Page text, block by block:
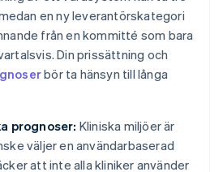
en ny leverantörskategori
från en kommitté som bara
Din prissättning och
bör ta hänsyn till långa
prognoser: Kliniska miljöer är
väljer en användarbaserad
att inte alla kliniker använder